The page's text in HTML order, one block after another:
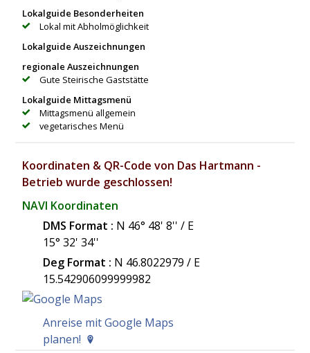
Lokalguide Besonderheiten
Lokal mit Abholmöglichkeit
Lokalguide Auszeichnungen
regionale Auszeichnungen
Gute Steirische Gaststätte
Lokalguide Mittagsmenü
Mittagsmenü allgemein
vegetarisches Menü
Koordinaten & QR-Code von Das Hartmann -
Betrieb wurde geschlossen!
NAVI Koordinaten
DMS Format : N 46° 48' 8'' / E
15° 32' 34''
Deg Format : N 46.8022979 / E
15.542906099999982
Anreise mit Google Maps
planen!